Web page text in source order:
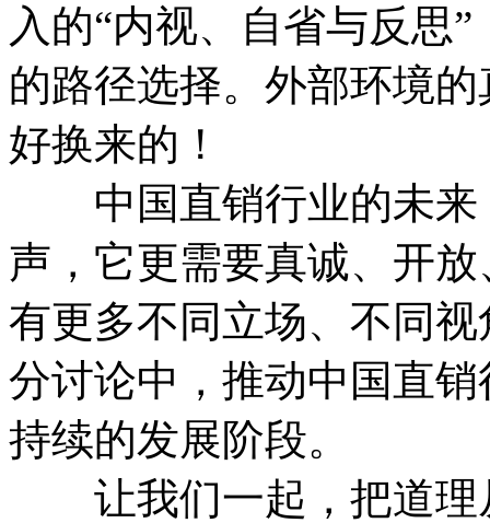
入的“内视、自省与反思
的路径选择。外部环境
好换来的！
中国直销行业的未来
声，它更需要真诚、开
有更多不同立场、不同
分讨论中，推动中国直
持续的发展阶段。
让我们一起，把道理